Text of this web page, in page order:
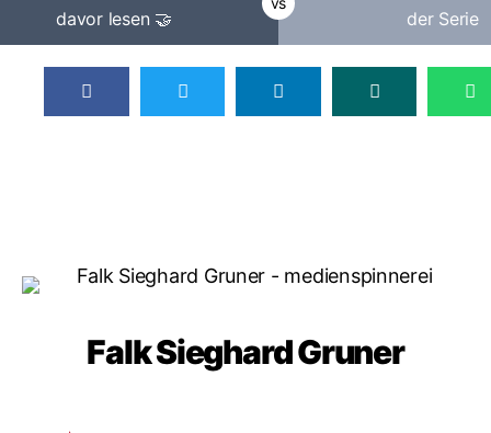
davor lesen 🤝 der Serie
Falk Sieghard Gruner